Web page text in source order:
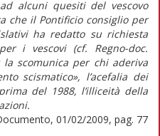
alcuni quesiti del vescovo
che il Pontificio consiglio per
ha redatto su richiesta
i vescovi (cf. Regno-doc.
la scomunica per chi aderiva
scismatico», l’acefalia dei
del 1988, l’illiceità della
01/02/2009, pag. 77